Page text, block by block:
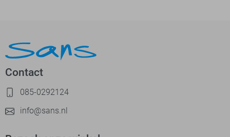
Contact
085-0292124
info@sans.nl